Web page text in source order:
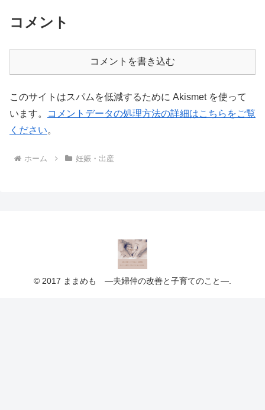
コメント
コメントを書き込む
このサイトはスパムを低減するために Akismet を使って
います。
コメントデータの処理方法の詳細はこちらをご覧
ください。
ホーム 妊娠・出産
© 2017 ままめも ―夫婦仲の改善と子育てのこと―.